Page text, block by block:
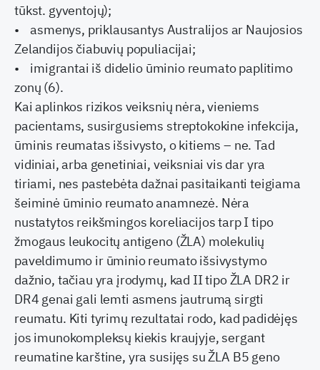
tūkst. gyventojų);
• asmenys, priklausantys Australijos ar Naujosios
Zelandijos čiabuvių populiacijai;
• imigrantai iš didelio ūminio reumato paplitimo
zonų (6).
Kai aplinkos rizikos veiksnių nėra, vieniems
pacientams, susirgusiems streptokokine infekcija,
ūminis reumatas išsivysto, o kitiems – ne. Tad
vidiniai, arba genetiniai, veiksniai vis dar yra
tiriami, nes pastebėta dažnai pasitaikanti teigiama
šeiminė ūminio reumato anamnezė. Nėra
nustatytos reikšmingos koreliacijos tarp I tipo
žmogaus leukocitų antigeno (ŽLA) molekulių
paveldimumo ir ūminio reumato išsivystymo
dažnio, tačiau yra įrodymų, kad II tipo ŽLA DR2 ir
DR4 genai gali lemti asmens jautrumą sirgti
reumatu. Kiti tyrimų rezultatai rodo, kad padidėjęs
jos imunokompleksų kiekis kraujyje, sergant
reumatine karštine, yra susijęs su ŽLA B5 geno